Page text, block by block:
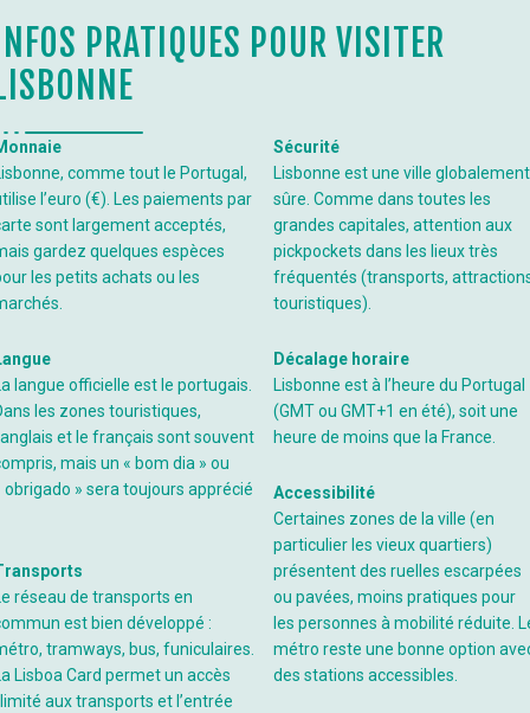
PRATIQUES POUR VISITER
comme tout le Portugal,
l’euro (€). Les paiements par
sont largement acceptés,
gardez quelques espèces
les petits achats ou les
langue officielle est le portugais.
les zones touristiques,
et le français sont souvent
mais un « bom dia » ou
obrigado » sera toujours apprécié
réseau de transports en
est bien développé :
tramways, bus, funiculaires.
Lisboa Card permet un accès
aux transports et l’entrée
Sécurité
Lisbonne est une ville globalement
sûre. Comme dans toutes les
grandes capitales, attention aux
pickpockets dans les lieux très
fréquentés (transports,
touristiques).
Décalage horaire
Lisbonne est à l’heure du Portugal
(GMT ou GMT+1 en été), soit une
heure de moins que la France.
Accessibilité
Certaines zones de la ville (en
particulier les vieux quartiers)
présentent des ruelles escarpées
ou pavées, moins pratiques pour
les personnes à mobilité réduite.
métro reste une bonne option
des stations accessibles.